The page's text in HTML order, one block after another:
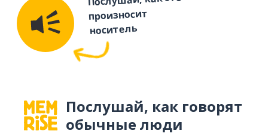
произносит
носитель
Послушай, как говорят
обычные люди